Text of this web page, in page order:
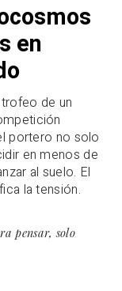
en
de un
portero no solo
en menos de
al suelo. El
la tensión.
pensar, solo